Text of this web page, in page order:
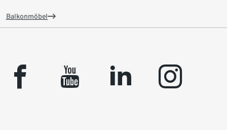
Balkonmöbel
facebook youtube linkedin instagram